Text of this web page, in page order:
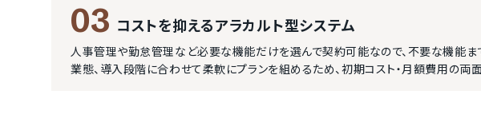
03 コストを抑えるアラカルト型システム
人事管理や勤怠管理など必要な機能だけを選んで契約可能なので、不要な機能ま
業態、導入段階に合わせて柔軟にプランを組めるため、初期コスト・月額費用の両